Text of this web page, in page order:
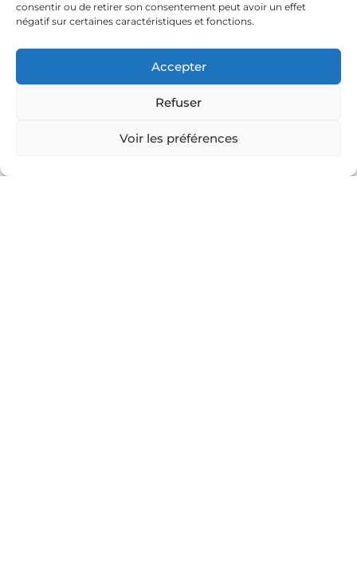
consentir ou de retirer son consentement peut avoir un effet
négatif sur certaines caractéristiques et fonctions.
Accepter
Refuser
Voir les préférences
+4.5★ 2-3 ans